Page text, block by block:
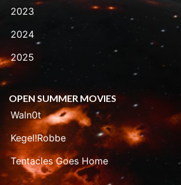
2023
2024
2025
OPEN SUMMER MOVIES
Waln0t
Kegel!Robbe
Tentacles Goes Home